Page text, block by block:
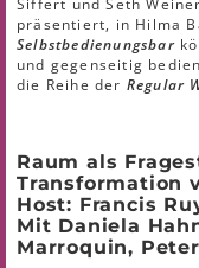
Siffert und Seth
präsentiert, in Hilma
Selbstbedienungsbar
und gegenseitig
die Reihe der Regular
Raum als
Transformation
Host: Francis
Mit Daniela
Marroquin,